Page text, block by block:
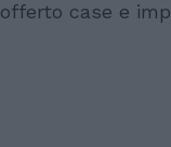
offerto case e